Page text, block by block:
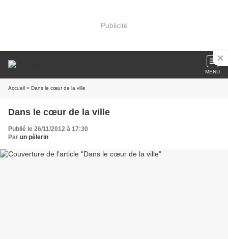
Publicité
MENU
Accueil » Dans le cœur de la ville
Dans le cœur de la ville
Publié le 26/11/2012 à 17:30
Par un pèlerin